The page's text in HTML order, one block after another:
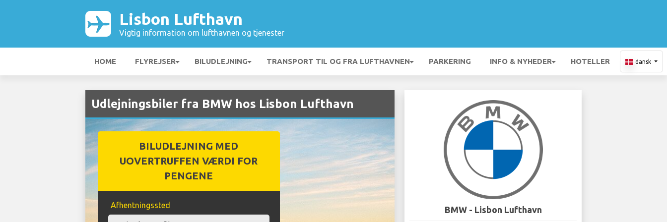
Lisbon Lufthavn
Vigtig information om lufthavnen og tjenester
HOME FLYREJSER BILUDLEJNING TRANSPORT TIL OG FRA LUFTHAVNEN PARKERING INFO & NYHEDER HOTELLER dansk
Udlejningsbiler fra BMW hos Lisbon Lufthavn
BILUDLEJNING MED
UOVERTRUFFEN VÆRDI FOR
PENGENE
Afhentningssted BMW - Lisbon Lufthavn